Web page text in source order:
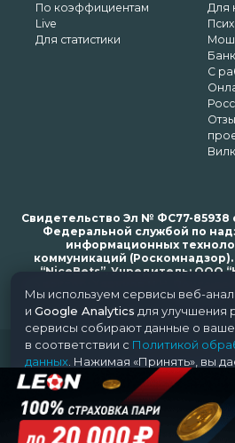
По коэффициентам
Live
Для статистики
Для
Банк
С
Свидетельство Эл № ФС77-85938
Федеральной службой по
информационных
коммуникаций
“NiceBets”. Учредитель: ООО
bets.ru
© 2018-2024
Мы используем сервисы веб-
и Google Analytics для улучшения
сервисы собирают данные о
в соответствии с Политикой
данных . Нажимая «Принять», вы
обработку ваших данных этими
Принять